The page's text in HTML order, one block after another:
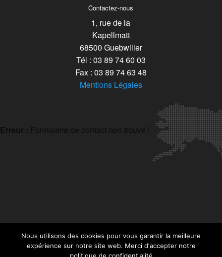
Contactez-nous
1, rue de la
Kapellmatt
68500 Guebwiller
Tél : 03 89 74 60 03
Fax : 03 89 74 63 48
Mentions Légales
Erreur : Formulaire de contact non trouvé !
Nous utilisons des cookies pour vous garantir la meilleure
expérience sur notre site web. Merci d'accepter notre